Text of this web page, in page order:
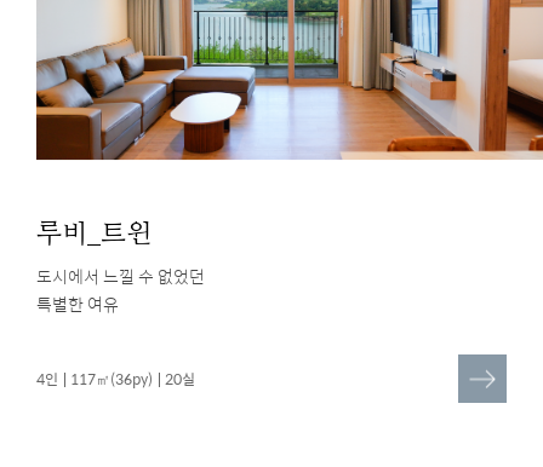
루비_트윈
도시에서 느낄 수 없었던
특별한 여유
4인 117㎡(36py) 20실
보
기